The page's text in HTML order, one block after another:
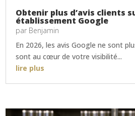
Obtenir plus d’avis clients
établissement Google
par Benjamin
En 2026, les avis Google ne sont
sont au cœur de votre visibilité...
lire plus